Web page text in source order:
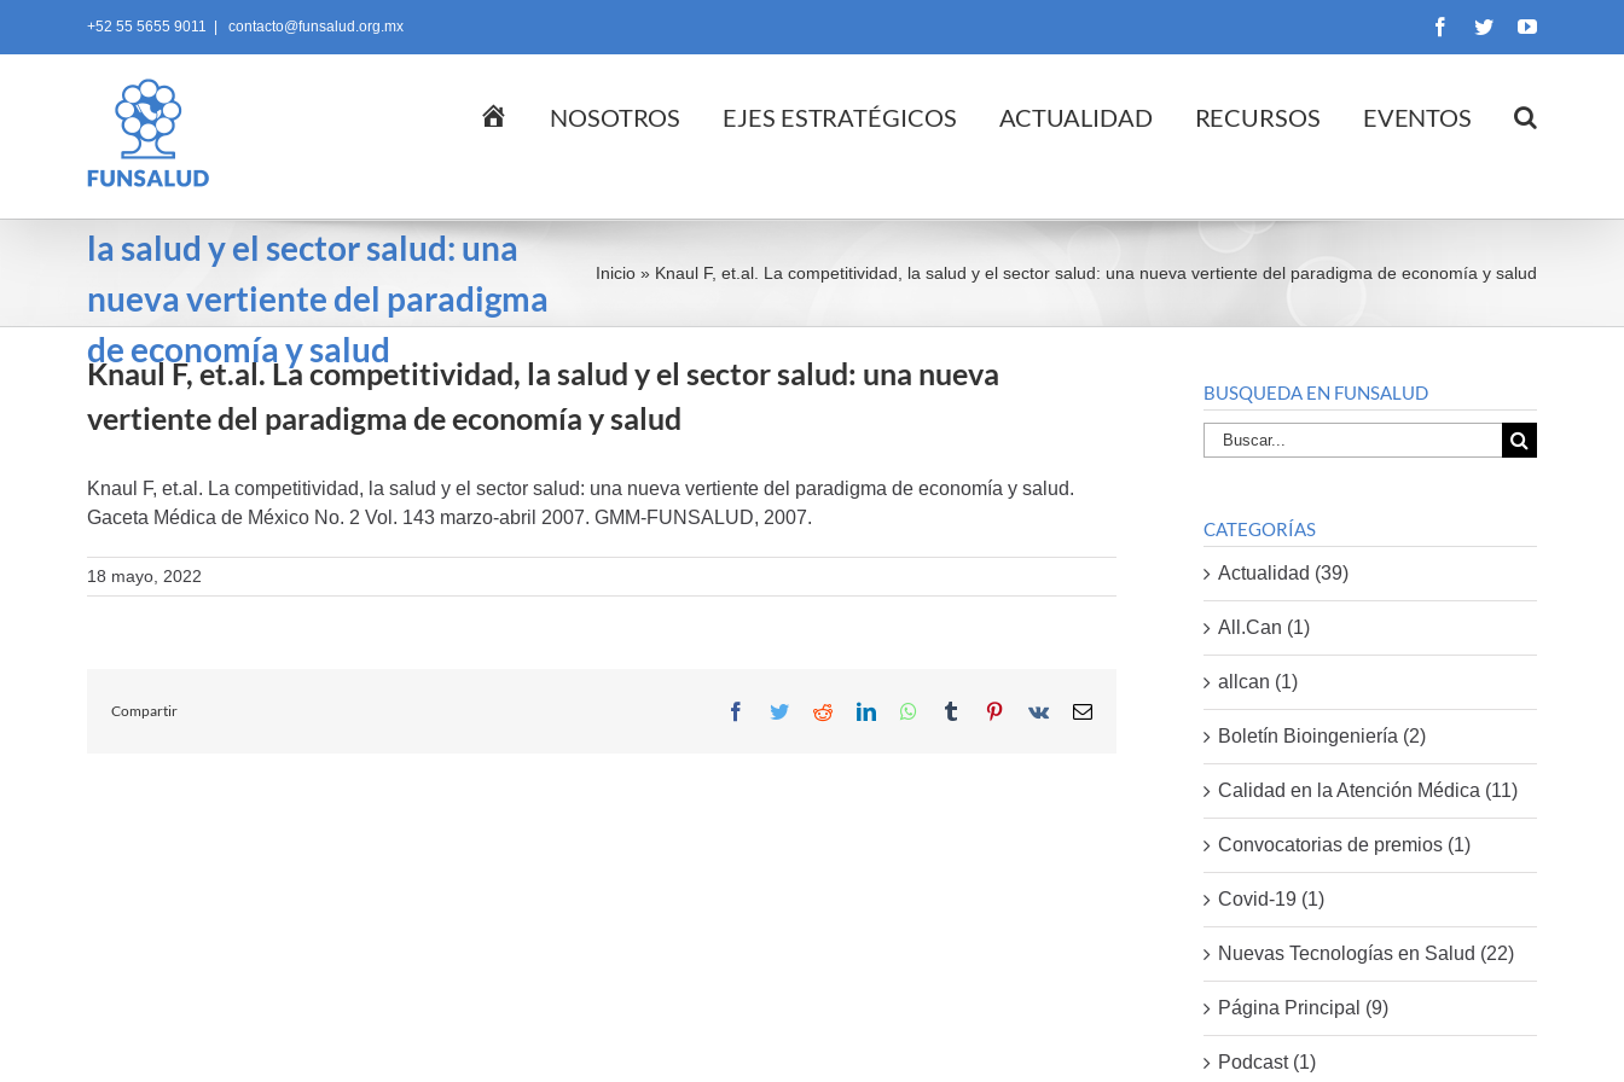
+52 55 5655 9011 contacto@funsalud.org.mx Facebook
TwitterYouTube
InicioNOSOTROS EJES ESTRATÉGICOS ACTUALIDAD RECURSOS EVENTOS
Knaul F, et.al. La competitividad,
la salud y el sector salud: una
nueva vertiente del paradigma
de economía y salud
Inicio » Knaul F, et.al. La competitividad, la salud y el sector salud: una nueva vertiente del paradigma de economía y salud
Knaul F, et.al. La competitividad, la salud y el sector salud: una nueva
vertiente del paradigma de economía y salud
Knaul F, et.al. La competitividad, la salud y el sector salud: una nueva vertiente del paradigma de economía y salud.
Gaceta Médica de México No. 2 Vol. 143 marzo-abril 2007. GMM-FUNSALUD, 2007.
18 mayo, 2022
Compartir Facebook
TwitterRedditLinkedInWhatsApp
Tumblr Pinterest
Vk Email
BUSQUEDA EN FUNSALUD
Buscar
por:
CATEGORÍAS
Actualidad (39)
All.Can (1)
allcan (1)
Boletín Bioingeniería (2)
Calidad en la Atención Médica (11)
Convocatorias de premios (1)
Covid-19 (1)
Nuevas Tecnologías en Salud (22)
Página Principal (9)
Podcast (1)